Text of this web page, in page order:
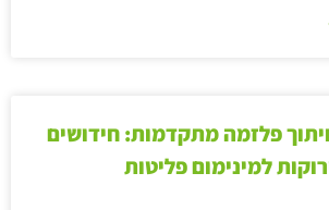
פלזמה מתקדמות: חידושים
למינימום פליטות